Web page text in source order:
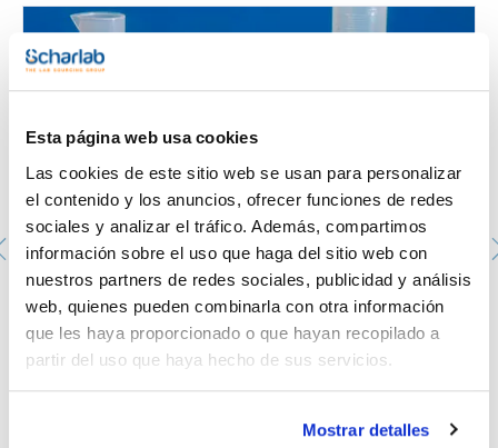
Esta página web usa cookies
Las cookies de este sitio web se usan para personalizar
el contenido y los anuncios, ofrecer funciones de redes
sociales y analizar el tráfico. Además, compartimos
información sobre el uso que haga del sitio web con
nuestros partners de redes sociales, publicidad y análisis
web, quienes pueden combinarla con otra información
que les haya proporcionado o que hayan recopilado a
partir del uso que haya hecho de sus servicios.
Mostrar detalles
transparencia; autoclavables a +121°C durante 20 minutos;
resisten a +100°C durante el uso continuado. Graduaciones
permanentes en relieve, ausencia total de menisco. Excelente
resistencia química.
Probeta graduada, forma alta, de polipropileno.
KARTELL. Capacidad (ml): 1.000. Graduación (ml): 100.
Subdivisión (ml): 10. Tolerancia (ml): +/- 10,0. Ø (mm): 66.
Altura (mm): 439. Material: PP
425-001082